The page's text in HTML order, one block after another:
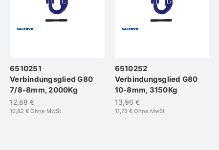
6510251
Verbindungsglied G80
7/8-8mm, 2000Kg
12,88 €
10,82 € Ohne MwSt
6510252
Verbindungsglied G80
10-8mm, 3150Kg
13,96 €
11,73 €Ohne MwSt